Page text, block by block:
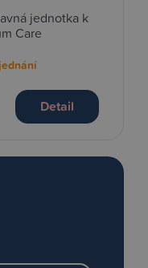
jednotka k
Care
Detail